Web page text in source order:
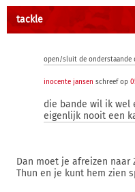
tackle
open/sluit de onderstaande
inocente jansen schreef op
die bande wil ik wel
eigenlijk nooit een
Dan moet je afreizen naar
Thun en je kunt hem zien